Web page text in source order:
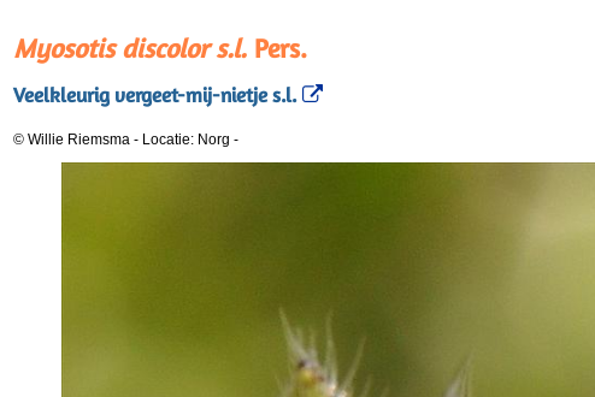
Myosotis discolor s.l. Pers.
Veelkleurig vergeet-mij-nietje s.l.
© Willie Riemsma - Locatie: Norg -